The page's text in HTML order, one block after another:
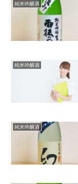
純米吟醸酒
純米吟醸酒
純米吟醸酒